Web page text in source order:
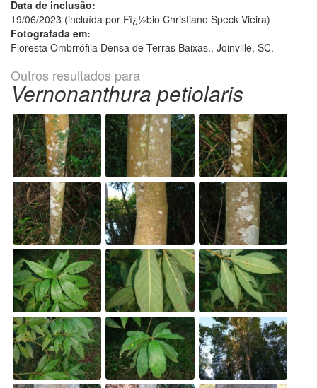
Data de inclusão:
19/06/2023 (incluída por Fï¿½bio Christiano Speck Vieira)
Fotografada em:
Floresta Ombrrófila Densa de Terras Baixas., Joinville, SC.
Outros resultados para
Vernonanthura petiolaris